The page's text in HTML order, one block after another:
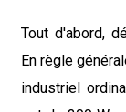
Tout d'abord,
En règle
industriel